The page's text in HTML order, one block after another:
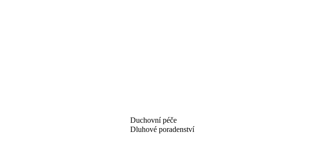
Duchovní péče
Dluhové poradenství